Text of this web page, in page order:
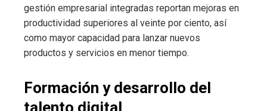
gestión empresarial integradas reportan mejoras en
productividad superiores al veinte por ciento, así
como mayor capacidad para lanzar nuevos
productos y servicios en menor tiempo.
Formación y desarrollo del